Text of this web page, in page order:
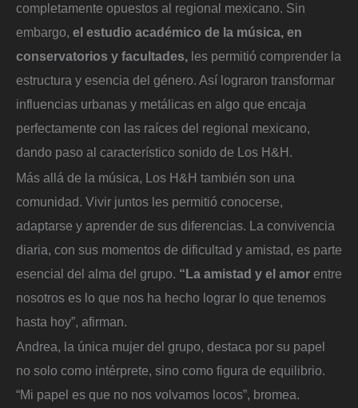
completamente opuestos al regional mexicano. Sin
embargo, el estudio académico de la música, en
conservatorios y facultades, les permitió comprender la
estructura y esencia del género. Así lograron transformar
influencias urbanas y metálicas en algo que encaja
perfectamente con las raíces del regional mexicano,
dando paso al característico sonido de Los H&H.
Más allá de la música, Los H&H también son una
comunidad. Vivir juntos les permitió conocerse,
adaptarse y aprender de sus diferencias. La convivencia
diaria, con sus momentos de dificultad y amistad, es parte
esencial del alma del grupo. “La amistad y el amor entre
nosotros es lo que nos ha hecho lograr lo que tenemos
hasta hoy”, afirman.
Andrea, la única mujer del grupo, destaca por su papel
no solo como intérprete, sino como figura de equilibrio.
“Mi papel es que no nos volvamos locos”, bromea.